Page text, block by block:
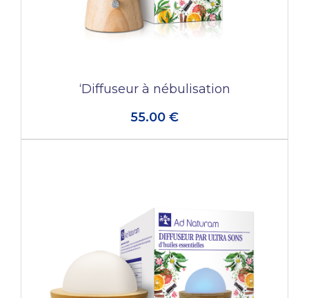
‘Diffuseur à nébulisation
55.00 €